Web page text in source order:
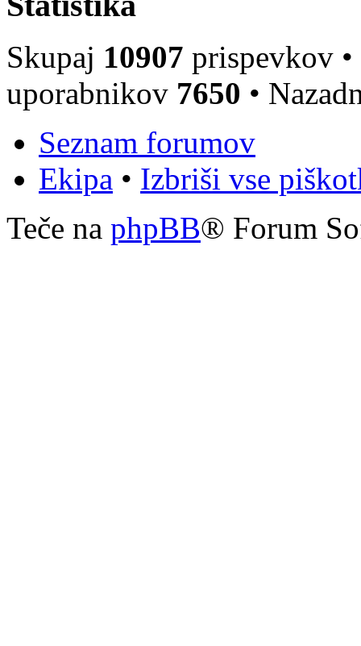
Skupaj 10907 prispevkov
uporabnikov 7650 •
Seznam forumov
Ekipa • Izbriši vse
Teče na phpBB® Forum